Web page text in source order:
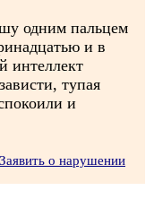
одним пальцем
и в
интеллект
тупая
и
Заявить о нарушении